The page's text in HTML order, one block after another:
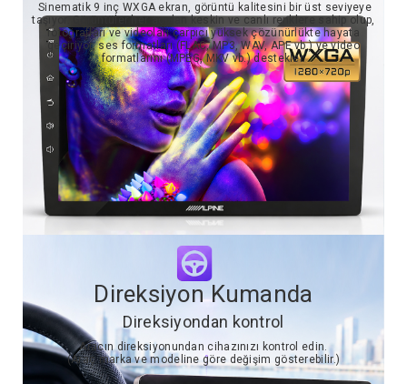
Sinematik 9 inç WXGA ekran, görüntü kalitesini bir üst seviyeye
taşıyor. Görüntüler her açıdan keskin ve canlı renklere sahip olup,
fotoğrafları ve videoları çarpıcı yüksek çözünürlükte hayata
geçiriyor, ses formatları (FLAC, MP3, WAV, APE vb.) ve video
formatlarını (MPEG, MKV vb.) destekler.
Direksiyon Kumanda
Direksiyondan kontrol
Aracın direksiyonundan cihazınızı kontrol edin.
(Araç marka ve modeline göre değişim gösterebilir.)